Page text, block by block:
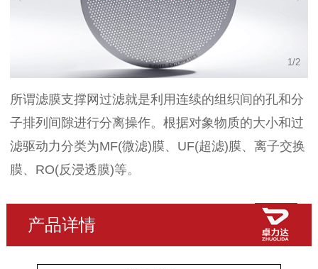
1 /2
所谓滤膜支撑网过滤就是利用连续的组织间的孔和分
子排列间隙进行分离操作。根据对象物质的大小和过
滤驱动力分类为MF(微滤)膜、UF(超滤)膜、离子交换
膜、RO(反浸透膜)等。
产品详情